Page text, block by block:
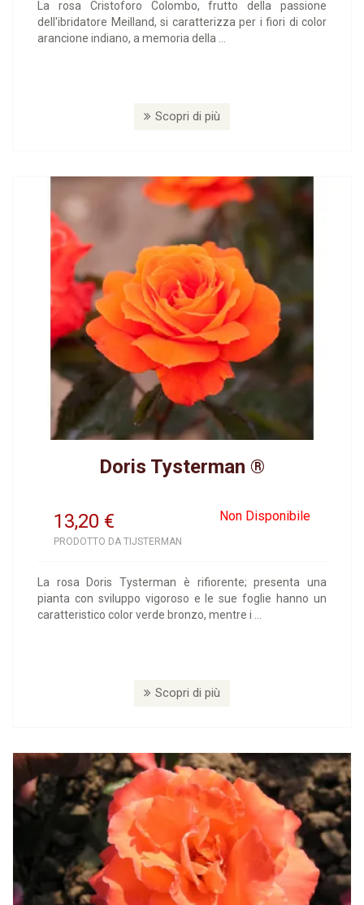
La rosa Cristoforo Colombo, frutto della passione
dell'ibridatore Meilland, si caratterizza per i fiori di color
arancione indiano, a memoria della ...
Scopri di più
Doris Tysterman ®
13,20 Non Disponibile
€
PRODOTTO DA TIJSTERMAN
La rosa Doris Tysterman è rifiorente; presenta una
pianta con sviluppo vigoroso e le sue foglie hanno un
caratteristico color verde bronzo, mentre i ...
Scopri di più